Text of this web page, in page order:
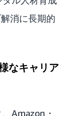
消に長期的
なキャリア
Amazon・